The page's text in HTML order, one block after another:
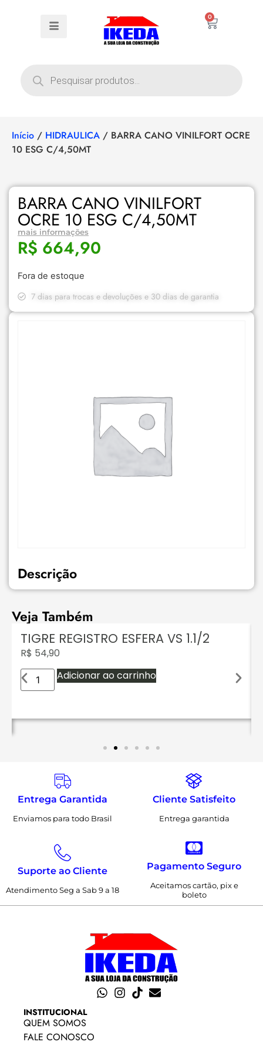
0
Início / HIDRAULICA / BARRA CANO VINILFORT OCRE
10 ESG C/4,50MT
Descrição
BARRA CANO VINILFORT
OCRE 10 ESG C/4,50MT
mais informações
R$ 664,90
Fora de estoque
7 dias para trocas e devoluções e 30 dias de garantia
Veja Também
TIGRE REGISTRO ESFERA VS 1.1/2
R$ 54,90
Adicionar ao carrinho
Entrega Garantida
Enviamos para todo Brasil
Cliente Satisfeito
Entrega garantida
Suporte ao Cliente
Atendimento Seg a Sab 9 a 18
Pagamento Seguro
Aceitamos cartão, pix e
boleto
INSTITUCIONAL
QUEM SOMOS
FALE CONOSCO